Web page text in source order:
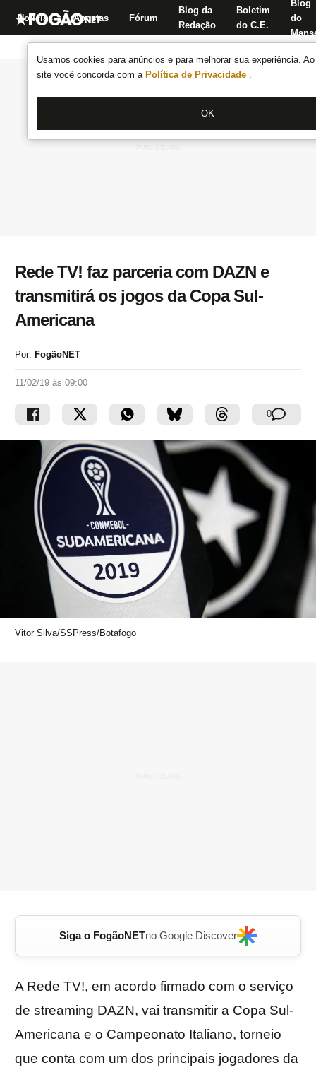
Usamos cookies para anúncios e para melhorar sua experiência.
site você concorda com a Política de Privacidade .
OK
Notícias Apostas Fórum
Blog da
Redação
Boletim
do C.E.
Blog
do
Rede TV! faz parceria com DAZN e
transmitirá os jogos da Copa Sul-
Americana
Por: FogãoNET
11/02/19 às 09:00
0
Vitor Silva/SSPress/Botafogo
Siga o FogãoNETno Google Discover
A Rede TV!, em acordo firmado com o serviço
de streaming DAZN, vai transmitir a Copa Sul-
Americana e o Campeonato Italiano, torneio
que conta com um dos principais jogadores da